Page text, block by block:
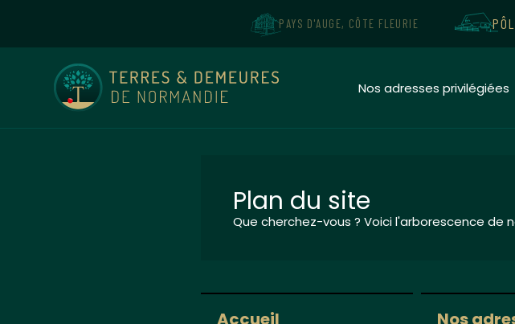
PAYS D'AUGE, CÔTE FLEURIE
Nos adresses privilégiées
Plan du site
Que cherchez-vous ? Voici l'arborescence